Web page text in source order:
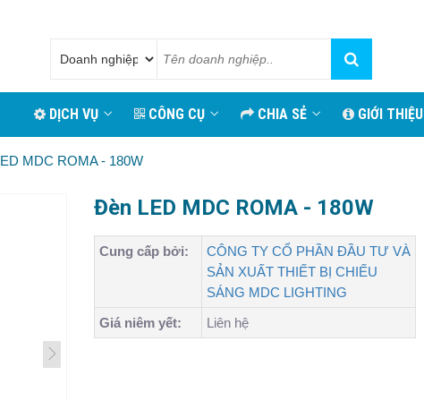
DỊCH VỤ CÔNG CỤ CHIA SẺ GIỚI THIỆU
MDC ROMA - 180W
Đèn LED MDC ROMA - 180W
Cung cấp bởi:
CÔNG TY CỔ PHẦN ĐẦU TƯ VÀ
SẢN XUẤT THIẾT BỊ CHIẾU
SÁNG MDC LIGHTING
Giá niêm yết:
Liên hệ